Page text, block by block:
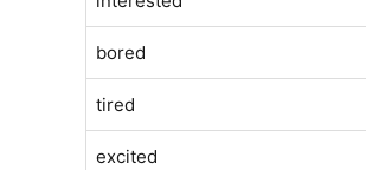
bored
tired
excited